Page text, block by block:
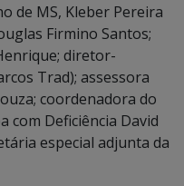
de MS, Kleber Pereira
Firmino Santos;
diretor-
Trad); assessora
coordenadora do
com Deficiência David
especial adjunta da